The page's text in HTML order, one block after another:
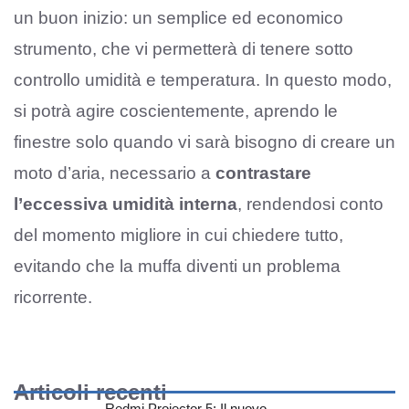
un buon inizio: un semplice ed economico
strumento, che vi permetterà di tenere sotto
controllo umidità e temperatura. In questo modo,
si potrà agire coscientemente, aprendo le
finestre solo quando vi sarà bisogno di creare un
moto d’aria, necessario a contrastare
l’eccessiva umidità interna, rendendosi conto
del momento migliore in cui chiedere tutto,
evitando che la muffa diventi un problema
ricorrente.
Articoli recenti